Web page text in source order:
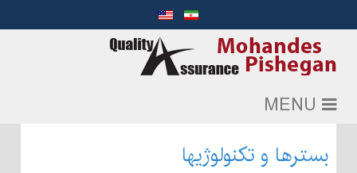
بسترها و تکنولوژیها